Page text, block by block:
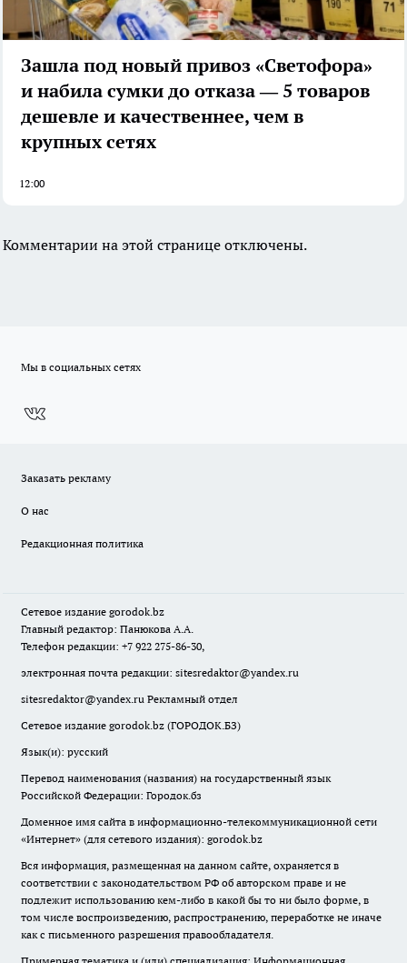
Зашла под новый привоз «Светофора»
и набила сумки до отказа — 5 товаров
дешевле и качественнее, чем в
крупных сетях
12:00
Комментарии на этой странице отключены.
Мы в социальных сетях
Заказать рекламу
О нас
Редакционная политика
Сетевое издание gorodok.bz
Главный редактор: Панюкова А.А.
Телефон редакции: +7 922 275-86-30,
электронная почта редакции: sitesredaktor@yandex.ru
sitesredaktor@yandex.ru Рекламный отдел
Сетевое издание gorodok.bz (ГОРОДОК.БЗ)
Язык(и): русский
Перевод наименования (названия) на государственный язык
Российской Федерации: Городок.бз
Доменное имя сайта в информационно-телекоммуникационной сети
«Интернет» (для сетевого издания): gorodok.bz
Вся информация, размещенная на данном сайте, охраняется в
соответствии с законодательством РФ об авторском праве и не
подлежит использованию кем-либо в какой бы то ни было форме, в
том числе воспроизведению, распространению, переработке не иначе
как с письменного разрешения правообладателя.